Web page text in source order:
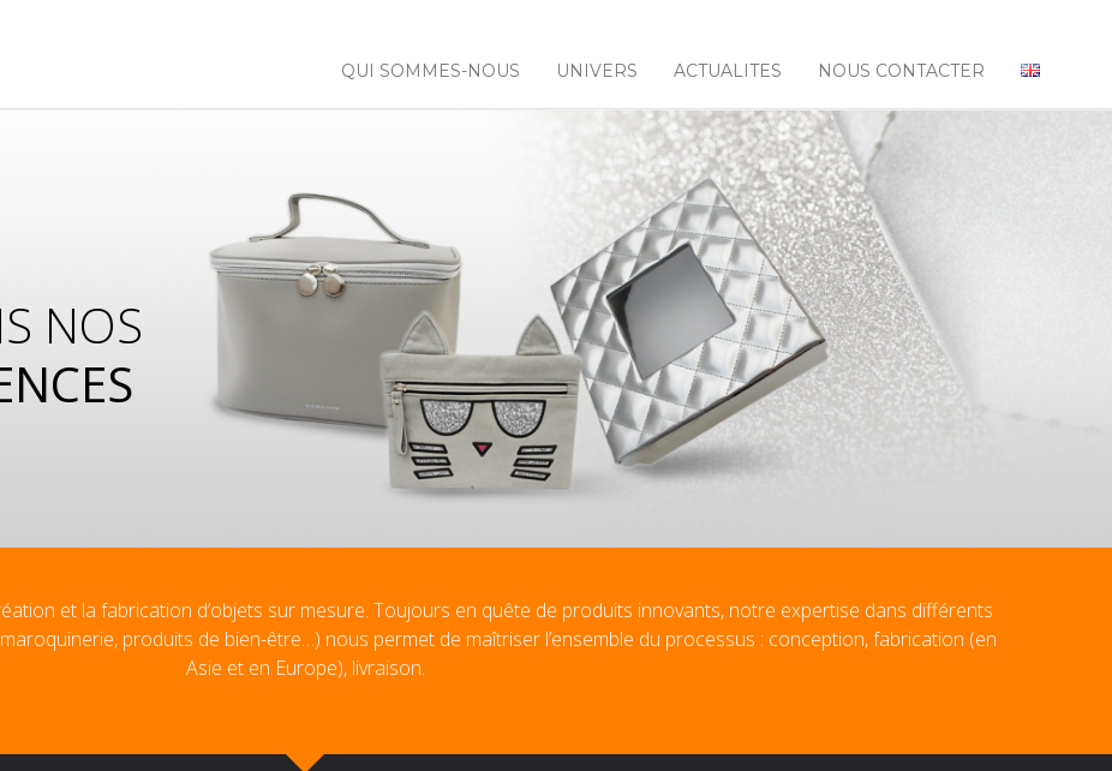
QUI SOMMES-NOUS UNIVERS ACTUALITES NOUS CONTACTER
NOS
et la fabrication d’objets sur mesure. Toujours en quête de produits innovants, notre expertise dans différents
produits de bien-être…) nous permet de maîtriser l’ensemble du processus : conception, fabrication (en
Asie et en Europe), livraison.